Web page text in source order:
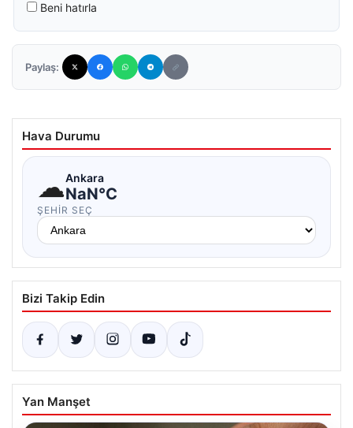
Beni hatırla
Paylaş:
Hava Durumu
☁Ankara
NaN°C
ŞEHIR SEÇ
Bizi Takip Edin
Yan Manşet